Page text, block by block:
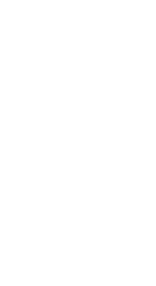
Kadın cinsel
cinsel yönden
cinsel mutluluk
Kadının cinsel
yaşayamayan bir
Pratik hayatta
düşünülür. Oysa
enerjisi sunamaz
Erkeklerin birçoğu
koyulur. İslami
erkeğe olur.
Cinsel hazzı